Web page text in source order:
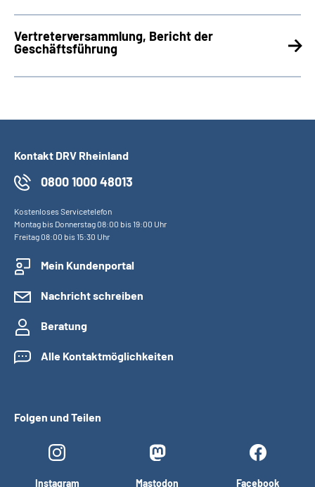
Vertreterversammlung, Bericht der
Geschäftsführung
Kontakt DRV Rheinland
0800 1000 48013
Kostenloses Servicetelefon
Montag bis Donnerstag 08:00 bis 19:00 Uhr
Freitag 08:00 bis 15:30 Uhr
Mein Kundenportal
Nachricht schreiben
Beratung
Alle Kontaktmöglichkeiten
Folgen und Teilen
Instagram Mastodon Facebook